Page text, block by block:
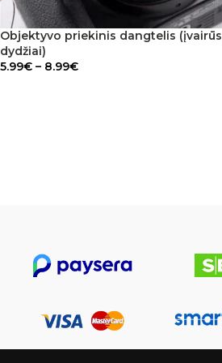
Objektyvo priekinis dangtelis (įvairūs
dydžiai)
5.99€ – 8.99€